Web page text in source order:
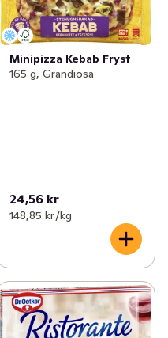
Minipizza Kebab Fryst
165 g, Grandiosa
24,56 kr
148,85 kr /kg